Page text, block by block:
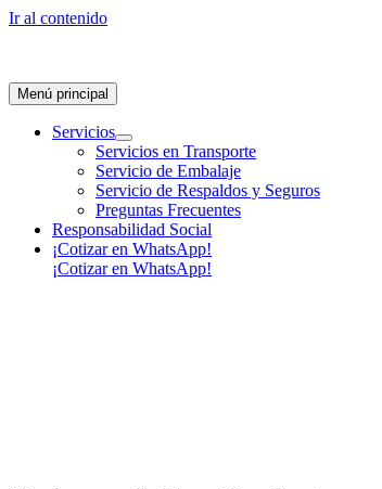
Ir al contenido
Menú principal
Servicios
Servicios en Transporte
Servicio de Embalaje
Servicio de Respaldos y Seguros
Preguntas Frecuentes
Responsabilidad Social
¡Cotizar en WhatsApp!
¡Cotizar en WhatsApp!